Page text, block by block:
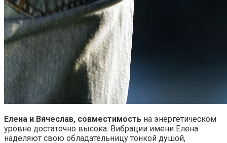
Елена и Вячеслав, совместимость на энергетическом
уровне достаточно высока. Вибрации имени Елена
наделяют свою обладательницу тонкой душой,